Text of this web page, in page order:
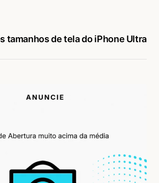
tamanhos de tela do iPhone Ultra